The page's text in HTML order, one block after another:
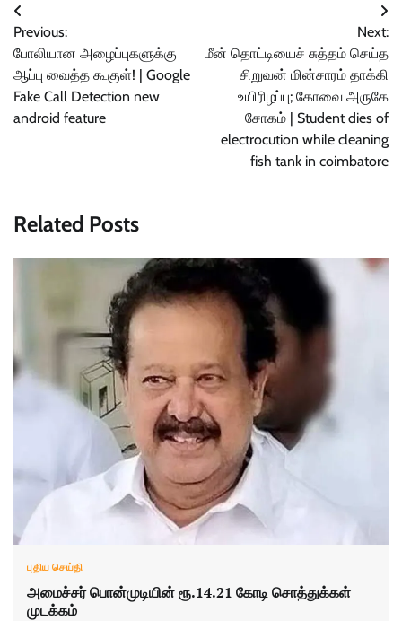
Post
navigation
Previous:
போலியான அழைப்புகளுக்கு
ஆப்பு வைத்த கூகுள்! | Google
Fake Call Detection new
android feature
Next:
மீன் தொட்டியைச் சுத்தம் செய்த
சிறுவன் மின்சாரம் தாக்கி
உயிரிழப்பு; கோவை அருகே
சோகம் | Student dies of
electrocution while cleaning
fish tank in coimbatore
Related Posts
புதிய செய்தி
அமைச்சர் பொன்முடியின் ரூ.14.21 கோடி சொத்துக்கள்
முடக்கம்